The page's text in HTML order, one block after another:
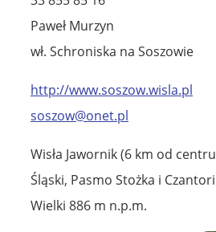
Paweł Murzyn
wł. Schroniska na Soszowie
http://www.soszow.wisla.pl
soszow@onet.pl
Wisła Jawornik (6 km od
Śląski, Pasmo Stożka i
Wielki 886 m n.p.m.